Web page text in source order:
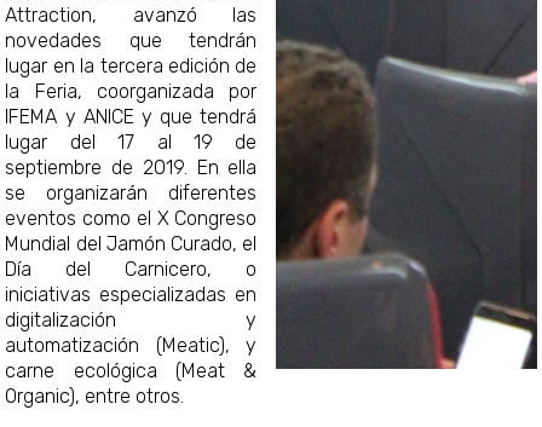
Attraction, avanzó las
novedades que tendrán
lugar en la tercera edición de
la Feria, coorganizada por
IFEMA y ANICE y que tendr
lugar del 17 al 19 de
septiembre de 2019. En ella
se organizarán diferentes
eventos como el X Congreso
Mundial del Jamón Curado, el
Día del Carnicero, o
iniciativas especializadas en
digitalización y
automatización (Meatic), y
carne ecológica (Meat &
Organic), entre otros.